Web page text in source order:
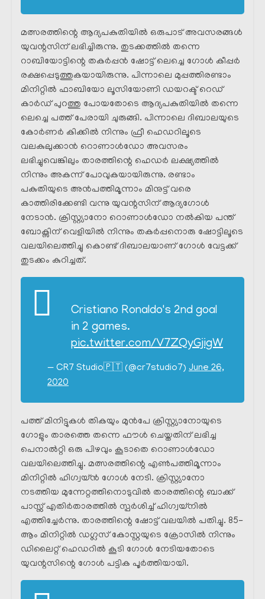
മത്സരത്തിന്റെ ആദ്യപകുതിയിൽ ഒരുപാട് അവസരങ്ങൾ
യുവന്റസിന് ലഭിച്ചിരുന്നു. തുടക്കത്തിൽ തന്നെ
റാബിയോട്ടിന്റെ തകർപ്പൻ ഷോട്ട് ലെച്ചെ ഗോൾ കീപ്പർ
രക്ഷപ്പെടുത്തുകയായിരുന്നു. പിന്നാലെ മുപ്പത്തിരണ്ടാം
മിനിറ്റിൽ ഫാബിയോ ലൂസിയോണി ഡയറക്ട് റെഡ്
കാർഡ് പുറത്തു പോയതോടെ ആദ്യപകുതിയിൽ തന്നെ
ലെച്ചെ പത്ത് പേരായി ചുരുങ്ങി. പിന്നാലെ ദിബാലയുടെ
കോർണർ കിക്കിൽ നിന്നും ഫ്രീ ഹെഡറിലൂടെ
വലകുലുക്കാൻ റൊണാൾഡോ അവസരം
ലഭിച്ചുവെങ്കിലും താരത്തിന്റെ ഹെഡർ ലക്ഷ്യത്തിൽ
നിന്നും അകന്ന് പോവുകയായിരുന്നു. രണ്ടാം
പകുതിയുടെ അൻപത്തിമൂന്നാം മിനുട്ട് വരെ
കാത്തിരിക്കേണ്ടി വന്നു യുവന്റസിന് ആദ്യഗോൾ
നേടാൻ. ക്രിസ്റ്റ്യാനോ റൊണാൾഡോ നൽകിയ പന്ത്
ബോക്സിന് വെളിയിൽ നിന്നും തകർപ്പനൊരു ഷോട്ടിലൂടെ
വലയിലെത്തിച്ചു കൊണ്ട് ദിബാലയാണ് ഗോൾ വേട്ടക്ക്
തുടക്കം കുറിച്ചത്.
Cristiano Ronaldo's 2nd goal
in 2 games.
pic.twitter.com/V7ZQyGjigW
— CR7 Studio🇵🇹 (@cr7studio7) June 26,
2020
പത്ത് മിനിട്ടുകൾ തികയും മുൻപേ ക്രിസ്റ്റ്യാനോയുടെ
ഗോളും താരത്തെ തന്നെ ഫൗൾ ചെയ്തതിന് ലഭിച്ച
പെനാൽറ്റി ഒരു പിഴവും കൂടാതെ റൊണാൾഡോ
വലയിലെത്തിച്ചു. മത്സരത്തിന്റെ എൺപത്തിമൂന്നാം
മിനിറ്റിൽ ഹിഗ്വയ്ൻ ഗോൾ നേടി. ക്രിസ്റ്റ്യാനോ
നടത്തിയ മുന്നേറ്റത്തിനൊടുവിൽ താരത്തിന്റെ ബാക്ക്
പാസ്സ് എതിർതാരത്തിൽ സ്പർശിച്ച് ഹിഗ്വയ്‌നിൽ
എത്തിച്ചേർന്നു. താരത്തിന്റെ ഷോട്ട് വലയിൽ പതിച്ചു. 85-
ആം മിനിറ്റിൽ ഡഗ്ലസ് കോസ്റ്റയുടെ ക്രോസിൽ നിന്നും
ഡിലൈറ്റ് ഹെഡറിൽ കൂടി ഗോൾ നേടിയതോടെ
യുവന്റസിന്റെ ഗോൾ പട്ടിക പൂർത്തിയായി.